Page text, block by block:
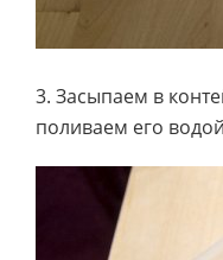
3. Засыпаем в
поливаем его